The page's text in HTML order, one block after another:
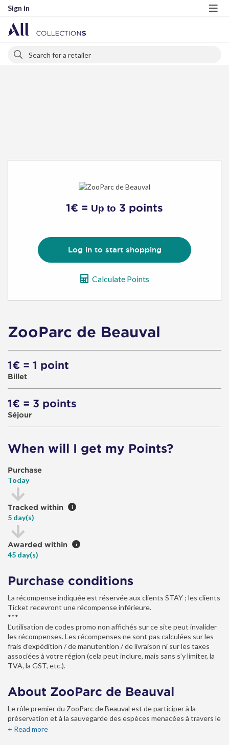
Sign in
Search
1€ = Up to 3 points
Log in to start shopping
Calculate Points
ZooParc de Beauval
1€ = 1 point
Billet
1€ = 3 points
Séjour
When will I get my Points?
Purchase
Today
Tracked within i
5 day(s)
Awarded within i
45 day(s)
Purchase conditions
La récompense indiquée est réservée aux clients STAY ; les clients
Ticket recevront une récompense inférieure.
***
L’utilisation de codes promo non affichés sur ce site peut invalider
les récompenses. Les récompenses ne sont pas calculées sur les
frais d’expédition / de manutention / de livraison ni sur les taxes
associées à votre région (cela peut inclure, mais sans s’y limiter, la
TVA, la GST, etc.).
About ZooParc de Beauval
Le rôle premier du ZooParc de Beauval est de participer à la
préservation et à la sauvegarde des espèces menacées à travers le
monde. Pour cela, nous avons créé l’association « Beauval Nature »
+ Read more